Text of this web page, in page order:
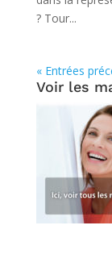
? Tour...
« Entrées
Voir les